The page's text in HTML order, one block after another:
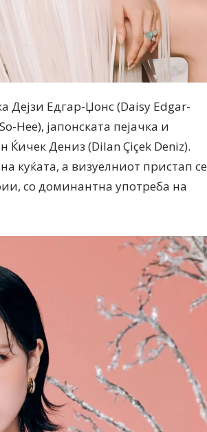
Дејзи Едгар-Џонс (Daisy Edgar-
Hee), јапонската пејачка и
Дениз (Dilan Çiçek Deniz).
куќата, а визуелниот пристап се
со доминантна употреба на